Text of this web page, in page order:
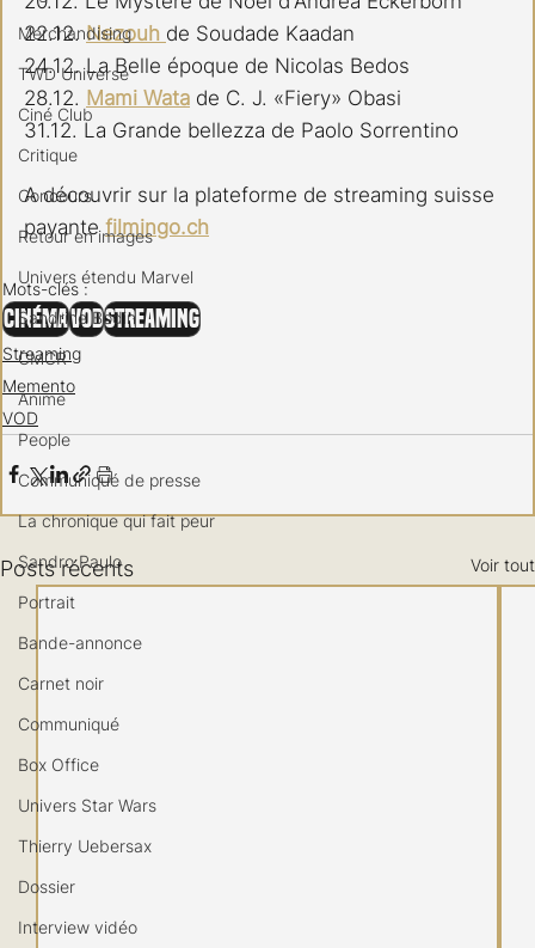
Merchandising
TWD Universe
Ciné Club
Critique
Concours
Retour en images
Univers étendu Marvel
Sandrine Bodin
CMCR
Anime
People
Communiqué de presse
La chronique qui fait peur
Sandro Paulo
Portrait
Bande-annonce
Carnet noir
Communiqué
Box Office
Univers Star Wars
Thierry Uebersax
Dossier
Interview vidéo
22.12. Nezouh de Soudade Kaadan
24.12. La Belle époque de Nicolas Bedos
28.12. Mami Wata de C. J. «Fiery» Obasi
31.12. La Grande bellezza de Paolo Sorrentino
A découvrir sur la plateforme de streaming suisse
payante filmingo.ch
Mots-clés :
CinémaVODStreaming
Streaming
Memento
VOD
Posts récents Voir tout